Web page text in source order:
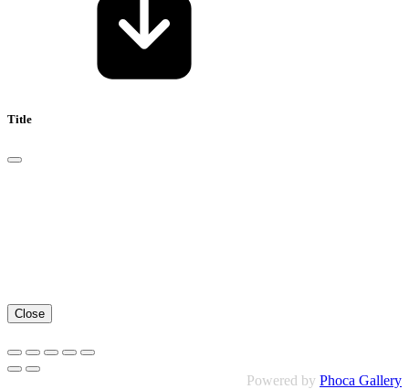
Title
Close
Powered by Phoca Gallery